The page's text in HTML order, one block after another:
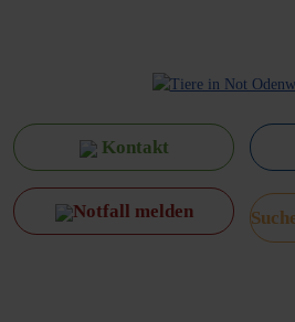
Kontakt
Notfall melden